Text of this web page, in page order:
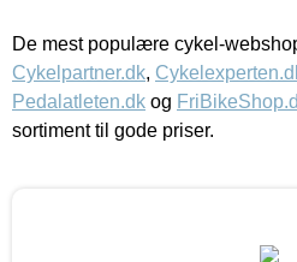
De mest populære cykel-
Cykelpartner.dk,
Pedalatleten.dk og
sortiment til gode priser.